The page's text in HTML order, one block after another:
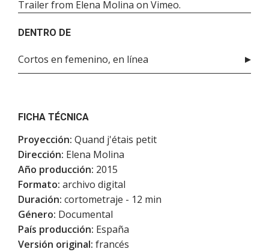
Trailerfrom Elena Molina on Vimeo.
DENTRO DE
Cortos en femenino, en línea
FICHA TÉCNICA
Proyección: Quand j'étais petit
Dirección: Elena Molina
Año producción: 2015
Formato: archivo digital
Duración: cortometraje - 12 min
Género: Documental
País producción: España
Versión original: francés